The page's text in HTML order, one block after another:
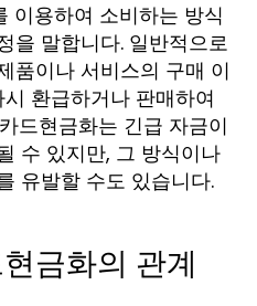
이용하여 소비하는 방식
을 말합니다. 일반적으로
품이나 서비스의 구매 이
환급하거나 판매하여
드현금화는 긴급 자금이
수 있지만, 그 방식이나
유발할 수도 있습니다.
금화의 관계